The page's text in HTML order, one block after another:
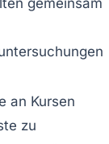
an Kursen
zu